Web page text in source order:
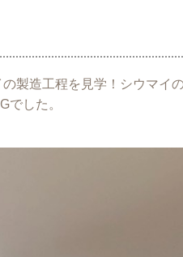
製造工程を見学！シウマイ
でした。